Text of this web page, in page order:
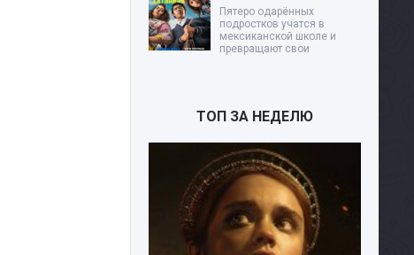
Пятеро одарённых
подростков учатся в
мексиканской школе и
превращают свои
ТОП ЗА НЕДЕЛЮ